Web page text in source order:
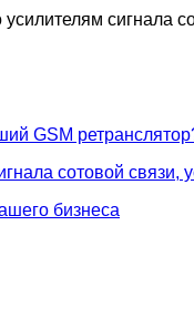
сигнала
GSM
сотовой связи,
бизнеса